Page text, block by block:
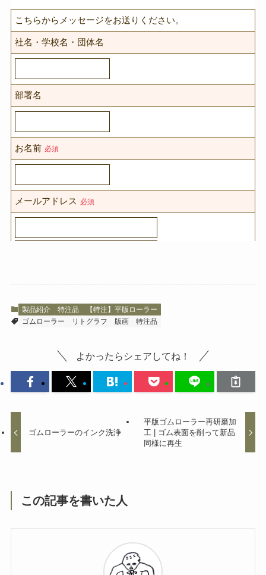
製品紹介 特注品
【特注】平版ローラー
ゴムローラー
リトグラフ 版画 特注品
よかったらシェアしてね！
ゴムローラーのインク洗浄
平版ゴムローラー再研磨加
工 | ゴム表面を削って新品
同様に再生
この記事を書いた人